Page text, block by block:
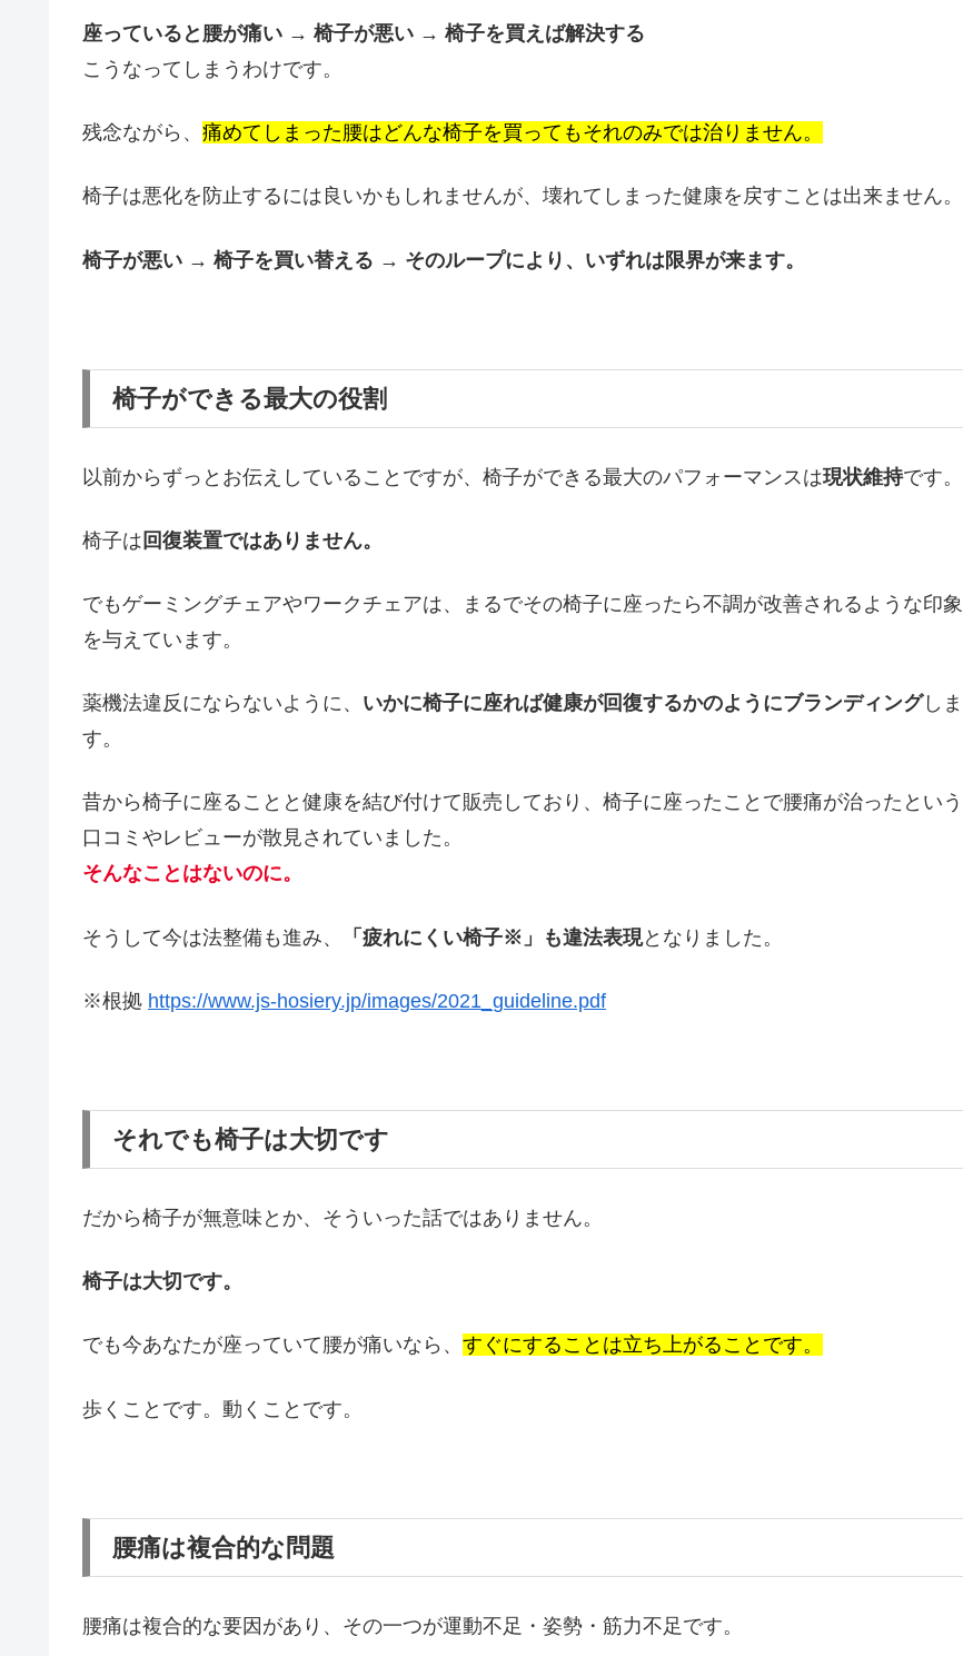
座っていると腰が痛い → 椅子が悪い → 椅子を買えば解決する
こうなってしまうわけです。
残念ながら、 痛めてしまった腰はどんな椅子を買ってもそれのみでは治りません。
椅子は悪化を防止するには良いかもしれませんが、壊れてしまった健康を戻すことは出来ません。
椅子が悪い → 椅子を買い替える → そのループにより、いずれは限界が来ます。
椅子ができる最大の役割
以前からずっとお伝えしていることですが、椅子ができる最大のパフォーマンスは現状維持です。
椅子は 回復装置ではありません。
でもゲーミングチェアやワークチェアは、まるでその椅子に座ったら不調が改善されるような印象
を与えています。
薬機法違反にならないように、 いかに椅子に座れば健康が回復するかのようにブランディングしま
す。
昔から椅子に座ることと健康を結び付けて販売しており、椅子に座ったことで腰痛が治ったという
口コミやレビューが散見されていました。
そんなことはないのに。
そうして今は法整備も進み、 「疲れにくい椅子※」も違法表現となりました。
※根拠 https://www.js-hosiery.jp/images/2021_guideline.pdf
それでも椅子は大切です
だから椅子が無意味とか、そういった話ではありません。
椅子は大切です。
でも今あなたが座っていて腰が痛いなら、 すぐにすることは立ち上がることです。
歩くことです。動くことです。
腰痛は複合的な問題
腰痛は複合的な要因があり、その一つが運動不足・姿勢・筋力不足です。